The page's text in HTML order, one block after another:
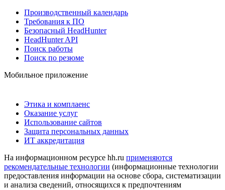
Производственный календарь
Требования к ПО
Безопасный HeadHunter
HeadHunter API
Поиск работы
Поиск по резюме
Мобильное приложение
Этика и комплаенс
Оказание услуг
Использование сайтов
Защита персональных данных
ИТ аккредитация
На информационном ресурсе hh.ru применяются
рекомендательные технологии (информационные технологии
предоставления информации на основе сбора, систематизации
и анализа сведений, относящихся к предпочтениям